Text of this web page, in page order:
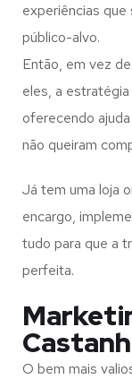
experiências
público-alvo.
Então, em vez
eles, a
oferecendo
não queiram
Já tem uma loja
encargo,
tudo para que a
perfeita.
O bem mais